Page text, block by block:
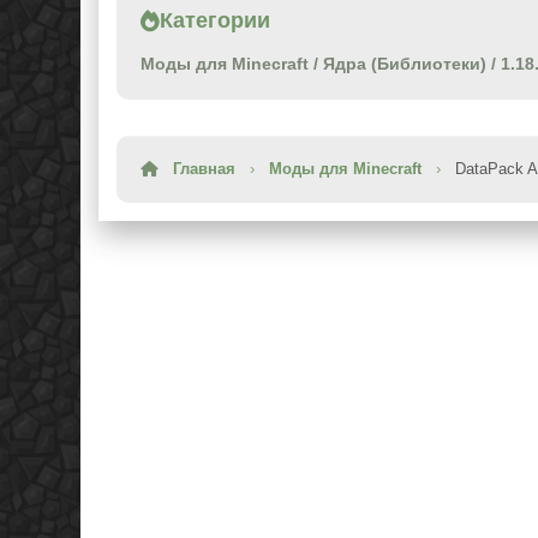
Категории
Моды для Minecraft / Ядра (Библиотеки) /
Главная › Моды для Minecraft › DataPack